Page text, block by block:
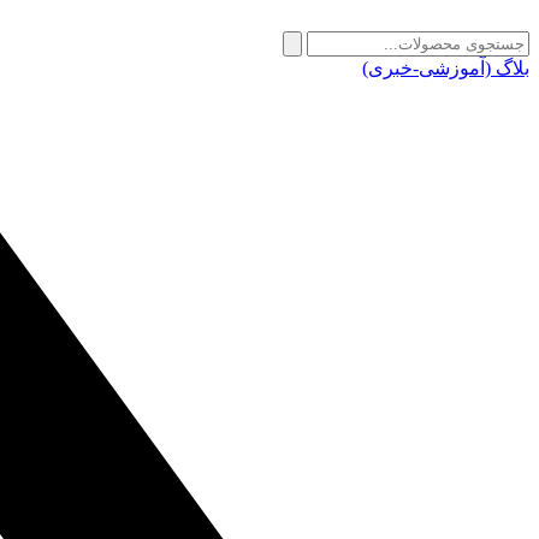
بلاگ (آموزشی-خبری)